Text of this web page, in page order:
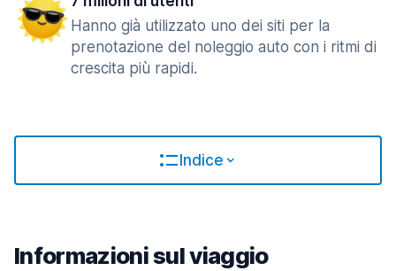
Hanno già utilizzato uno dei siti per la
prenotazione del noleggio auto con i ritmi di
crescita più rapidi.
Indice
Informazioni sul viaggio